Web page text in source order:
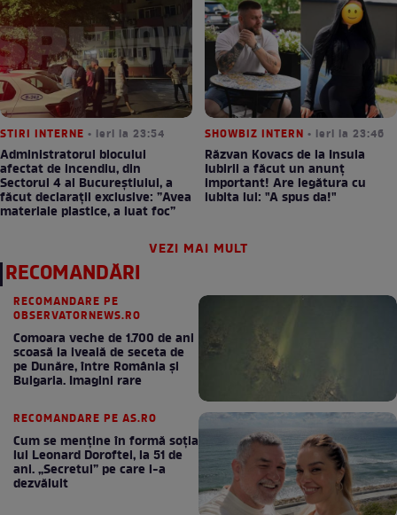
STIRI INTERNE • ieri la 23:54
Administratorul blocului
afectat de incendiu, din
Sectorul 4 al Bucureștiului, a
făcut declarații exclusive: ”Avea
materiale plastice, a luat foc”
SHOWBIZ INTERN • ieri la 23:46
Răzvan Kovacs de la Insula
Iubirii a făcut un anunț
important! Are legătura cu
iubita lui: "A spus da!"
VEZI MAI MULT
RECOMANDĂRI
RECOMANDARE PE
OBSERVATORNEWS.RO
Comoara veche de 1.700 de ani
scoasă la iveală de seceta de
pe Dunăre, între România şi
Bulgaria. Imagini rare
RECOMANDARE PE AS.RO
Cum se menţine în formă soţia
lui Leonard Doroftei, la 51 de
ani. „Secretul” pe care l-a
dezvăluit